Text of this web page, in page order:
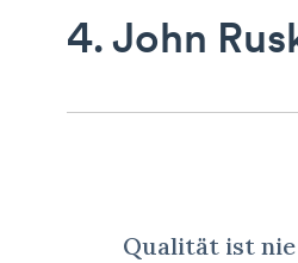
4. John
Qualität ist